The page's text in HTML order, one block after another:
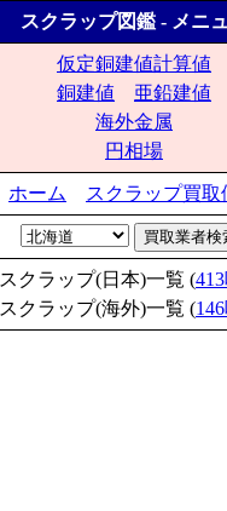
スクラップ図鑑 - メニ
仮定銅建値計算値
銅建値
亜鉛建値
海外金属
円相場
ホーム スクラップ買取
スクラップ(日本)一覧 (
スクラップ(海外)一覧 (